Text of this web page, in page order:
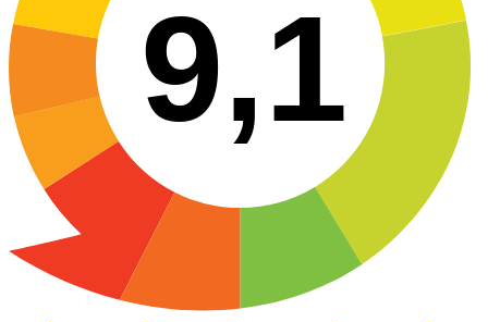
9,1